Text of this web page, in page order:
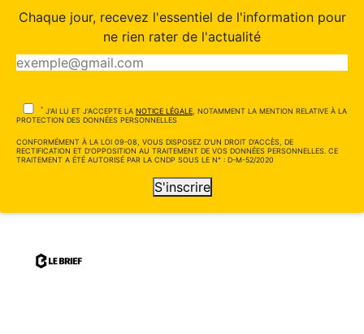
Chaque jour, recevez l'essentiel de l'information pour
ne rien rater de l'actualité
* J'AI LU ET J'ACCEPTE LA NOTICE LÉGALE , NOTAMMENT LA MENTION RELATIVE À LA
PROTECTION DES DONNÉES PERSONNELLES
CONFORMÉMENT À LA LOI 09-08, VOUS DISPOSEZ D'UN DROIT D'ACCÈS, DE
RECTIFICATION ET D'OPPOSITION AU TRAITEMENT DE VOS DONNÉES PERSONNELLES. CE
TRAITEMENT A ÉTÉ AUTORISÉ PAR LA CNDP SOUS LE N° : D-M-52/2020
S'inscrire